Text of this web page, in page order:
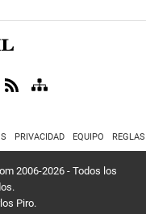
PRIVACIDAD EQUIPO
2006-2026 - Todos los
Piro.